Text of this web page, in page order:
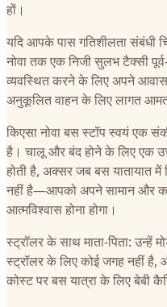
हों।
यदि आपके पास गतिशीलता संबंधी
नोवा तक एक निजी सुलभ टैक्सी
व्यवस्थित करने के लिए अपने
अनुकूलित वाहन के लिए लागत
किएसा नोवा बस स्टॉप स्वयं एक
है। चालू और बंद होने के लिए एक
होती है, अक्सर जब बस यातायात में
नहीं है—आपको अपने सामान और
आत्मविश्वास होना होगा।
स्ट्रॉलर के साथ माता-पिता: उन्हें
स्ट्रॉलर के लिए कोई जगह नहीं है,
कोस्ट पर बस यात्रा के लिए बेबी